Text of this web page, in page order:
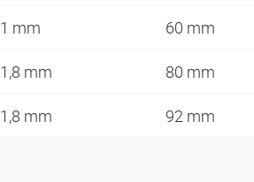
1 mm 60 mm
1,8 mm 80 mm
1,8 mm 92 mm